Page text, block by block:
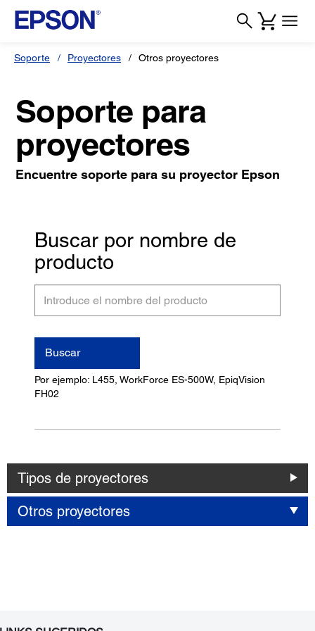
Soporte Proyectores Otros proyectores
Soporte para
proyectores
Encuentre soporte para su proyector Epson
Buscar por nombre de
producto
del
producto
Buscar
Por ejemplo: L455, WorkForce ES-500W, EpiqVision
FH02
Tipos de proyectores
Otros proyectores